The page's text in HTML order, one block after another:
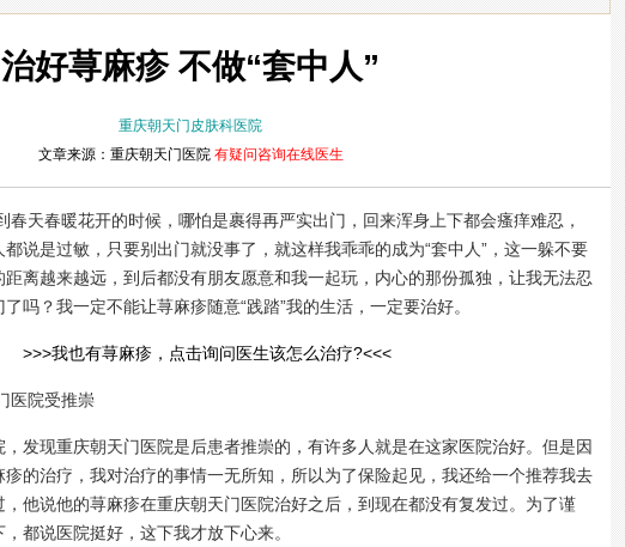
治好荨麻疹 不做“套中人”
重庆朝天门皮肤科医院
文章来源：重庆朝天门医院 有疑问咨询在线医生
天春暖花开的时候，哪怕是裹得再严实出门，回来浑身上下都会瘙痒难忍，
说是过敏，只要别出门就没事了，就这样我乖乖的成为“套中人”，这一躲不要
离越来越远，到后都没有朋友愿意和我一起玩，内心的那份孤独，让我无法忍
吗？我一定不能让荨麻疹随意“践踏”我的生活，一定要治好。
>>>我也有荨麻疹，点击询问医生该怎么治疗?<<<
医院受推崇
现重庆朝天门医院是后患者推崇的，有许多人就是在这家医院治好。但是因
的治疗，我对治疗的事情一无所知，所以为了保险起见，我还给一个推荐我去
他说他的荨麻疹在重庆朝天门医院治好之后，到现在都没有复发过。为了谨
都说医院挺好，这下我才放下心来。